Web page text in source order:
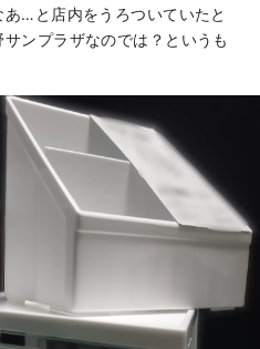
…と店内をうろついていたと
ンプラザなのでは？というも